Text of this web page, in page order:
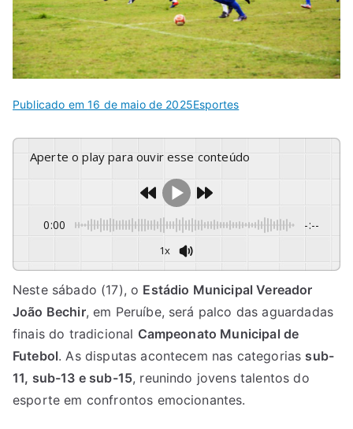
Publicado em16 de maio de 2025Esportes
Aperte o play para ouvir esse conteúdo
0:00 -:--
1x
Neste sábado (17), o Estádio Municipal Vereador
João Bechir, em Peruíbe, será palco das aguardadas
finais do tradicional Campeonato Municipal de
Futebol. As disputas acontecem nas categorias sub-
11, sub-13 e sub-15, reunindo jovens talentos do
esporte em confrontos emocionantes.